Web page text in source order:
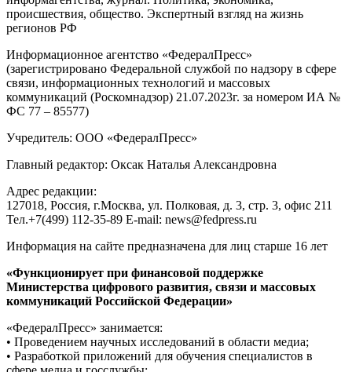
происшествия, общество. Экспертный взгляд на жизнь
регионов РФ
Информационное агентство «ФедералПресс»
(зарегистрировано Федеральной службой по надзору в сфере
связи, информационных технологий и массовых
коммуникаций (Роскомнадзор) 21.07.2023г. за номером ИА №
ФС 77 – 85577)
Учредитель: ООО «ФедералПресс»
Главный редактор: Оксак Наталья Александровна
Адрес редакции:
127018, Россия, г.Москва, ул. Полковая, д. 3, стр. 3, офис 211
Тел.+7(499) 112-35-89 E-mail: news@fedpress.ru
Информация на сайте предназначена для лиц старше 16 лет
«Функционирует при финансовой поддержке
Министерства цифрового развития, связи и массовых
коммуникаций Российской Федерации»
«ФедералПресс» занимается:
• Проведением научных исследований в области медиа;
• Разработкой приложений для обучения специалистов в